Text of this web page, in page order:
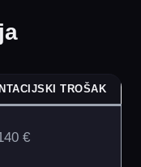
TROŠAK
€